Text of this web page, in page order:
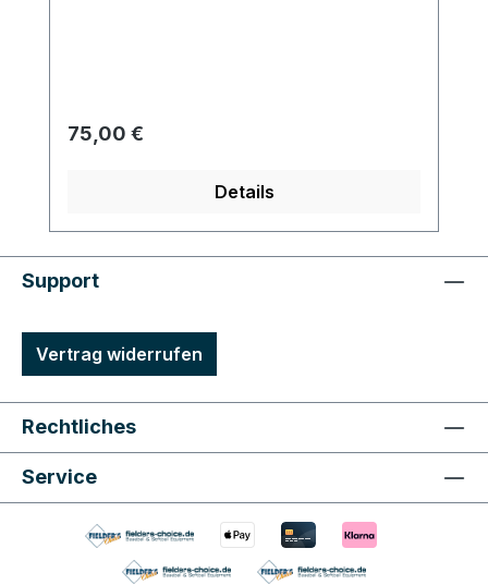
Regulärer Preis:
75,00 €
Details
Support
Vertrag widerrufen
Rechtliches
Service